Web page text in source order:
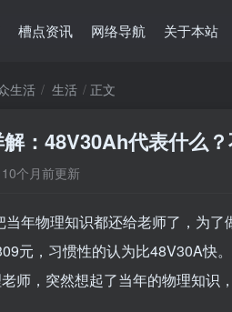
槽点资讯 网络导航 关于本站
生活 生活 正文
：48V30Ah代表什么
10个月前更新
年物理知识都还给老师了，为了
元，习惯性的认为比48V30A快
师，突然想起了当年的物理知识